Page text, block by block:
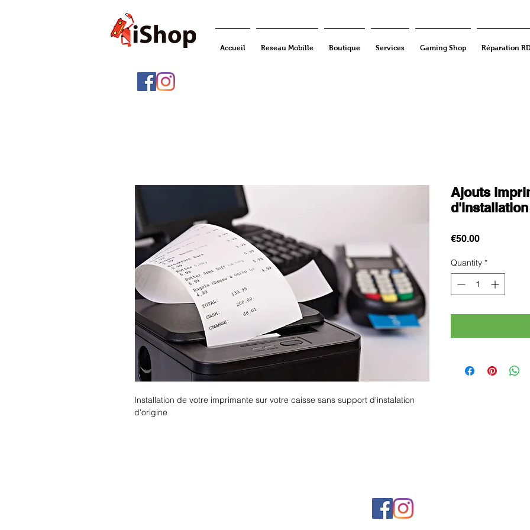
Accueil Reseau Mobille Boutique Services Gaming Shop Réparation
Installation de votre imprimante sur votre caisse sans support d'instalation
d'origine
Ajouts
d'installation
€50.00Price
Quantity *